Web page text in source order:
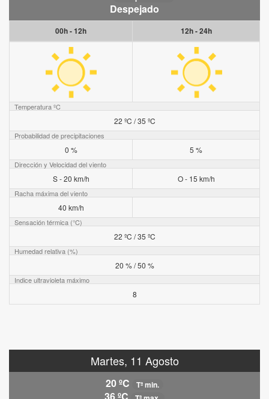
Despejado
00h - 12h 12h - 24h
Temperatura ºC
22 ºC / 35 ºC
Probabilidad de precipitaciones
0 % 5 %
Dirección y Velocidad del viento
S - 20 km/h O - 15 km/h
Racha máxima del viento
40 km/h
Sensación térmica (°C)
22 ºC / 35 ºC
Humedad relativa (%)
20 % / 50 %
Indice ultravioleta máximo
8
Martes, 11 Agosto
20 ºC Tª min.